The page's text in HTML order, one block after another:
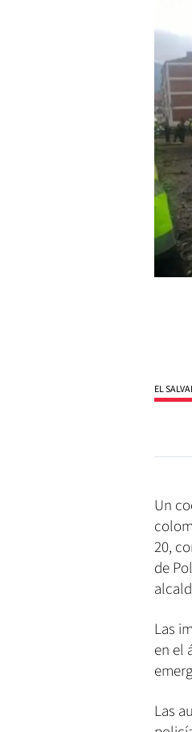
EL
Un
20,
de
Las
en el
Las